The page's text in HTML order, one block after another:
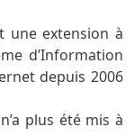
une extension à
d’Information
depuis 2006
plus été mis à